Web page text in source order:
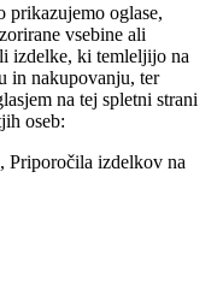
prikazujemo oglase,
vsebine ali
izdelke, ki temleljijo na
in nakupovanju, ter
na tej spletni strani
oseb:
Priporočila izdelkov na